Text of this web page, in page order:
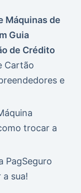
Máquinas de
Guia
de Crédito
Cartão
e
trocar a
PagSeguro
sua!